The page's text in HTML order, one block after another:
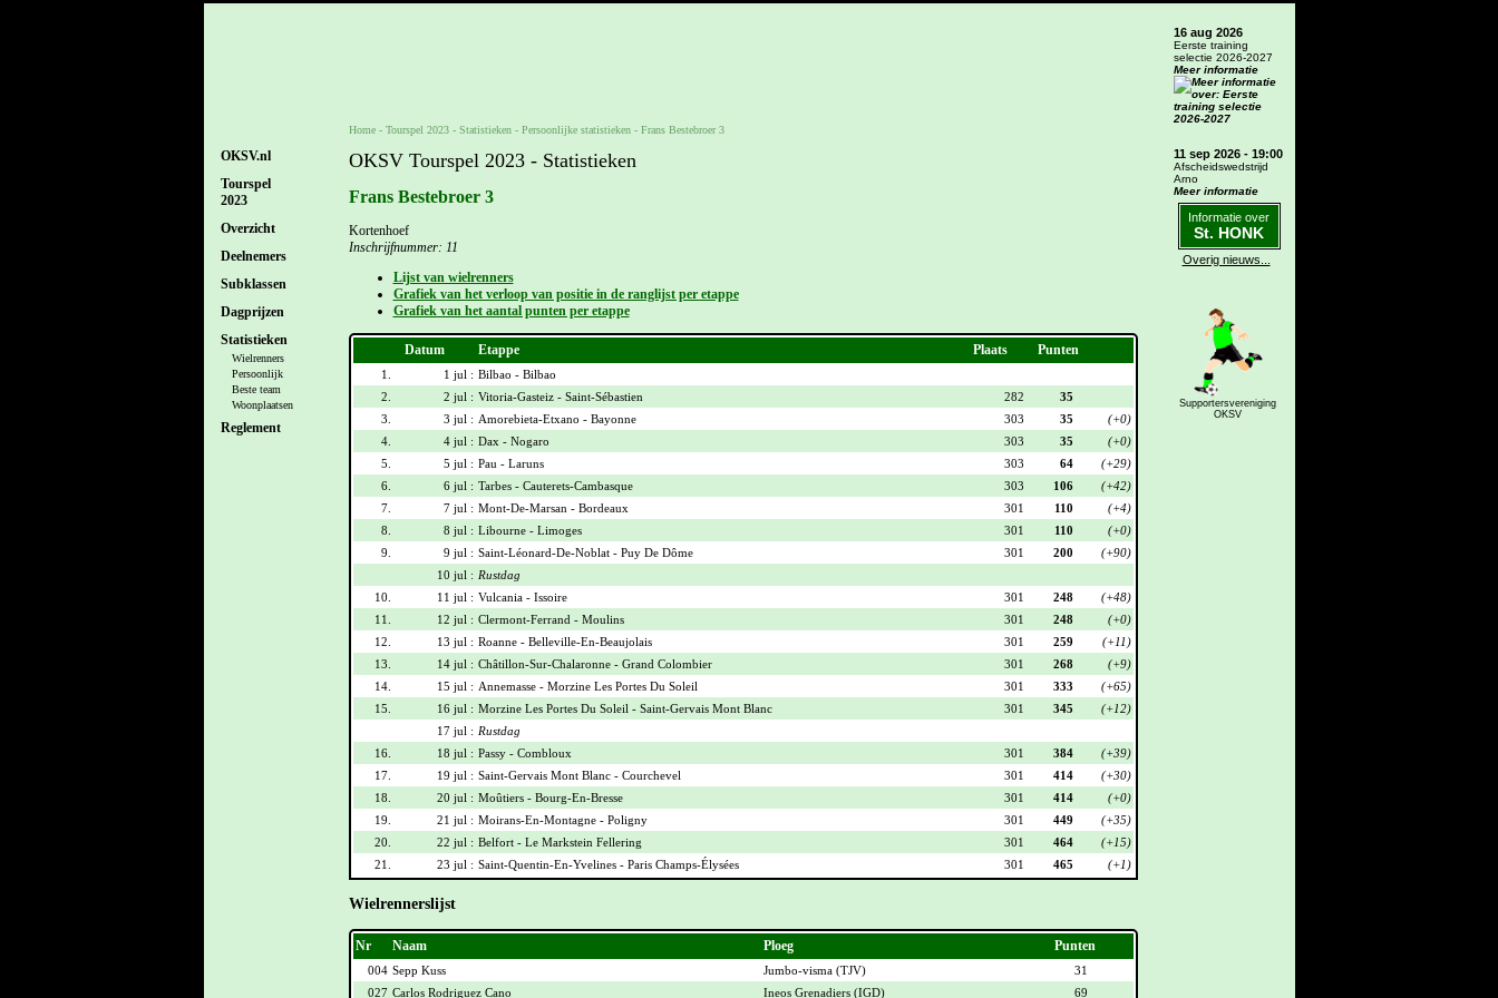
OKSV.nl
Tourspel
2023
Overzicht
Deelnemers
Subklassen
Dagprijzen
Statistieken
Wielrenners
Persoonlijk
Beste team
Woonplaatsen
Reglement
Home- Tourspel 2023- Statistieken - Persoonlijke statistieken- Frans Bestebroer 3
OKSV Tourspel 2023 - Statistieken
Frans Bestebroer 3
Kortenhoef
Inschrijfnummer: 11
Lijst van wielrenners
Grafiek van het verloop van positie in de ranglijst per etappe
Grafiek van het aantal punten per etappe
Datum Etappe Plaats Punten
1. 1 jul : Bilbao - Bilbao
2.
2 jul : Vitoria-Gasteiz - Saint-Sébastien 282
35
3.
3 jul : Amorebieta-Etxano - Bayonne 303 35
(+0)
4.
4 jul : Dax - Nogaro 303 35
(+0)
5.
5 jul : Pau - Laruns 303 64
(+29)
6.
6 jul : Tarbes - Cauterets-Cambasque 303 106
(+42)
7.
7 jul : Mont-De-Marsan - Bordeaux 301 110
(+4)
8.
8 jul : Libourne - Limoges 301 110
(+0)
9.
9 jul : Saint-Léonard-De-Noblat - Puy De Dôme 301 200
(+90)
10 jul : Rustdag
10.
11 jul : Vulcania - Issoire 301 248
(+48)
11.
12 jul : Clermont-Ferrand - Moulins 301 248
(+0)
12.
13 jul : Roanne - Belleville-En-Beaujolais 301 259
(+11)
13.
14 jul : Châtillon-Sur-Chalaronne - Grand Colombier 301 268
(+9)
14.
15 jul : Annemasse - Morzine Les Portes Du Soleil 301 333
(+65)
15.
16 jul : Morzine Les Portes Du Soleil - Saint-Gervais Mont Blanc 301 345
(+12)
17 jul : Rustdag
16.
18 jul : Passy - Combloux 301 384
(+39)
17.
19 jul : Saint-Gervais Mont Blanc - Courchevel 301 414
(+30)
18.
20 jul : Moûtiers - Bourg-En-Bresse 301 414
(+0)
19.
21 jul : Moirans-En-Montagne - Poligny 301 449
(+35)
20.
22 jul : Belfort - Le Markstein Fellering 301 464
(+15)
21.
23 jul : Saint-Quentin-En-Yvelines - Paris Champs-Élysées 301 465 (+1)
Wielrennerslijst
Nr Naam Ploeg Punten
004 Sepp Kuss Jumbo-visma (TJV)
31
027 Carlos Rodriguez Cano Ineos Grenadiers (IGD) 69
16 aug 2026
Eerste training
selectie 2026-2027
Meer informatie
11 sep 2026 - 19:00
Afscheidswedstrijd
Arno
Meer informatie
Informatie over
St. HONK
Overig nieuws...
Supportersvereniging
OKSV